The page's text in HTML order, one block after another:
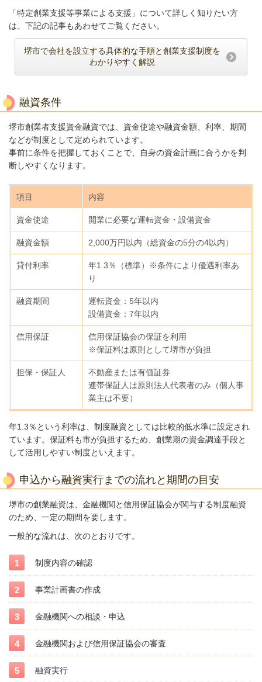
「特定創業支援等事業による支援」について詳しく知りたい方
は、下記の記事もあわせてご覧ください。
堺市で会社を設立する具体的な手順と創業支援制度を
わかりやすく解説
融資条件
堺市創業者支援資金融資では、資金使途や融資金額、利率、期間
などが制度として定められています。
事前に条件を把握しておくことで、自身の資金計画に合うかを判
断しやすくなります。
項目 内容
資金使途 開業に必要な運転資金・設備資金
融資金額 2,000万円以内（総資金の5分の4以内）
貸付利率
年1.3％（標準）※条件により優遇利率あ
り
融資期間
運転資金：5年以内
設備資金：7年以内
信用保証
信用保証協会の保証を利用
※保証料は原則として堺市が負担
担保・保証人
不動産または有価証券
連帯保証人は原則法人代表者のみ（個人事
業主は不要）
年1.3％という利率は、制度融資としては比較的低水準に設定され
ています。保証料も市が負担するため、創業期の資金調達手段と
して活用しやすい制度といえます。
申込から融資実行までの流れと期間の目安
堺市の創業融資は、金融機関と信用保証協会が関与する制度融資
のため、一定の期間を要します。
一般的な流れは、次のとおりです。
制度内容の確認
事業計画書の作成
金融機関への相談・申込
金融機関および信用保証協会の審査
融資実行